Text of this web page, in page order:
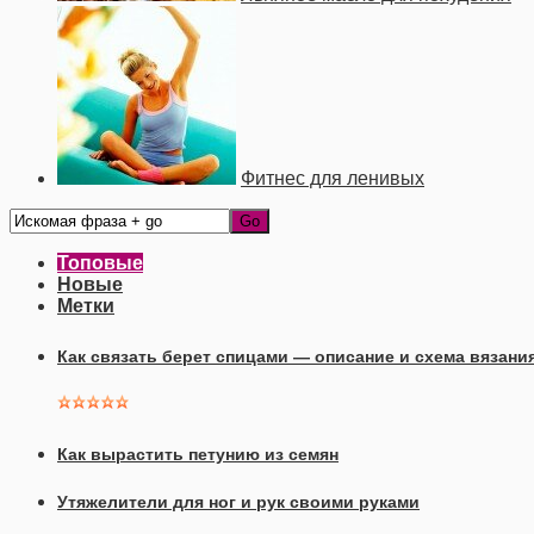
Фитнес для ленивых
Топовые
Новые
Метки
Как связать берет спицами — описание и схема
Как вырастить петунию из семян
Утяжелители для ног и рук своими руками